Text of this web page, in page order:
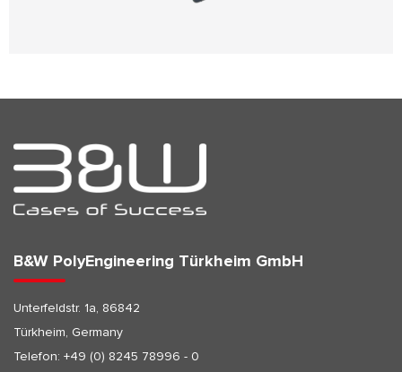
B&W PolyEngineering Türkheim GmbH
Unterfeldstr. 1a, 86842
Türkheim, Germany
Telefon: +49 (0) 8245 78996 - 0